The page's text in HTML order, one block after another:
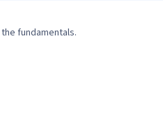
fundamentals.